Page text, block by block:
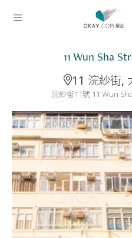
11 Wun Sha
11 浣紗街,
浣紗街11號 11 Wun